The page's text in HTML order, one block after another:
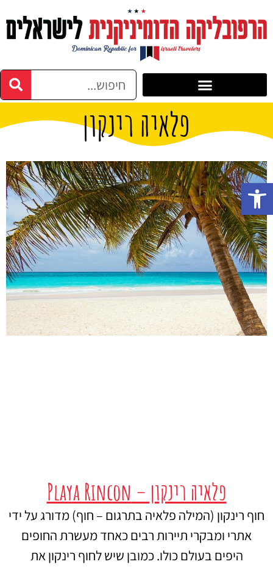
פלאיה רינקון
פלאיה רינקון – Playa Rincon
חוף רינקון (המילה פלאיה בתרגום – חוף) מדורג על ידי
אתרי ומבקרי תיירות רבים כאחד מעשרת החופים
היפים בעולם כולו. כמובן שיש לחוף רינקון את
פתח סרגל נגישות